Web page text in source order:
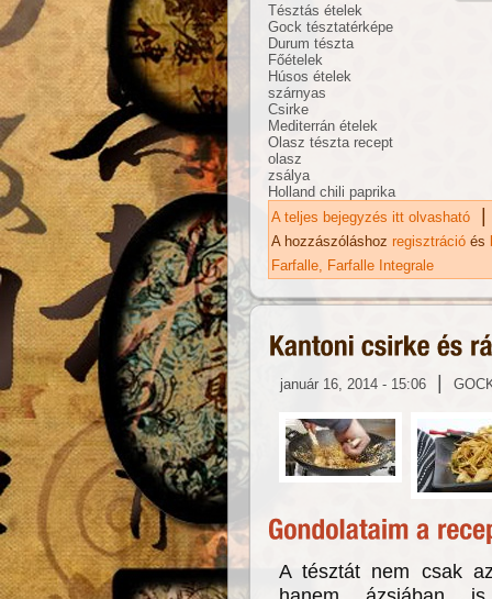
Tésztás ételek
Gock tésztatérképe
Durum tészta
Főételek
Húsos ételek
szárnyas
Csirke
Mediterrán ételek
Olasz tészta recept
olasz
zsálya
Holland chili paprika
A teljes bejegyzés itt olvasható
|
A hozzászóláshoz regisztráció és
Farfalle Farfalle Integrale
január 16, 2014 - 15:06 |
A tésztát nem csak